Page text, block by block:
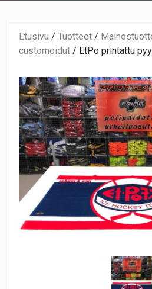
Etusivu / Tuotteet /
customoidut / EtPo printattu